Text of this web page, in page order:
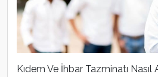
Kıdem Ve İhbar Tazminatı Nasıl